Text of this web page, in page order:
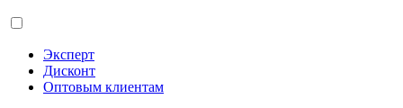
Эксперт
Дисконт
Оптовым клиентам